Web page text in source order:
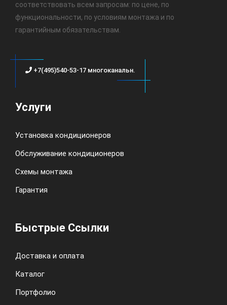
соответствовать всем запросам: по цене, по
функциональности, по условиям монтажа и по
гарантийным обязательствам.
+7(495)540-53-17 многоканальн.
Услуги
Установка кондиционеров
Обслуживание кондиционеров
Схемы монтажа
Гарантия
Быстрые Ссылки
Доставка и оплата
Каталог
Портфолио